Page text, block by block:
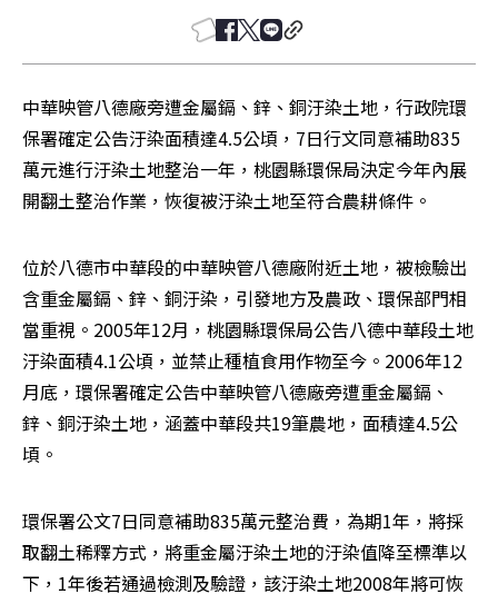
中華映管八德廠旁遭金屬鎘、鋅、銅汙染土地，行政院環
保署確定公告汙染面積達4.5公頃，7日行文同意補助835
萬元進行汙染土地整治一年，桃園縣環保局決定今年內展
開翻土整治作業，恢復被汙染土地至符合農耕條件。
位於八德市中華段的中華映管八德廠附近土地，被檢驗出
含重金屬鎘、鋅、銅汙染，引發地方及農政、環保部門相
當重視。2005年12月，桃園縣環保局公告八德中華段土地
汙染面積4.1公頃，並禁止種植食用作物至今。2006年12
月底，環保署確定公告中華映管八德廠旁遭重金屬鎘、
鋅、銅汙染土地，涵蓋中華段共19筆農地，面積達4.5公
頃。
環保署公文7日同意補助835萬元整治費，為期1年，將採
取翻土稀釋方式，將重金屬汙染土地的汙染值降至標準以
下，1年後若通過檢測及驗證，該汙染土地2008年將可恢